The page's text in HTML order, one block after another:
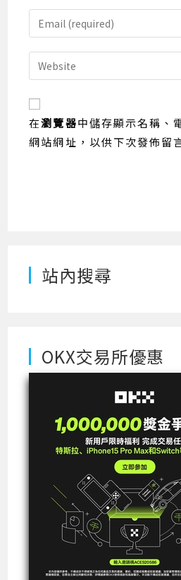
name
or
to
comment
Enter
your
email
address
comment
Enter
your
website
URL
(optional)
在瀏覽器中儲存顯示名稱、
網站網址，以供下次發佈留
站內搜尋
OKX交易所優惠